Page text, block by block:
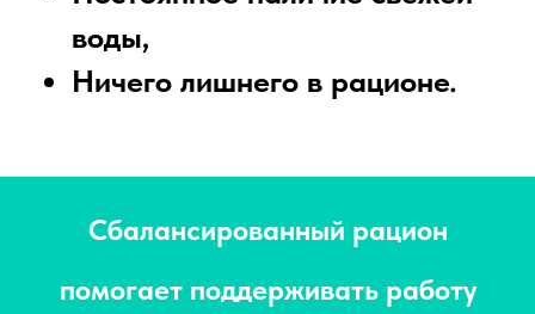
воды,
Ничего лишнего в рационе.
Сбалансированный рацион
помогает поддерживать работу